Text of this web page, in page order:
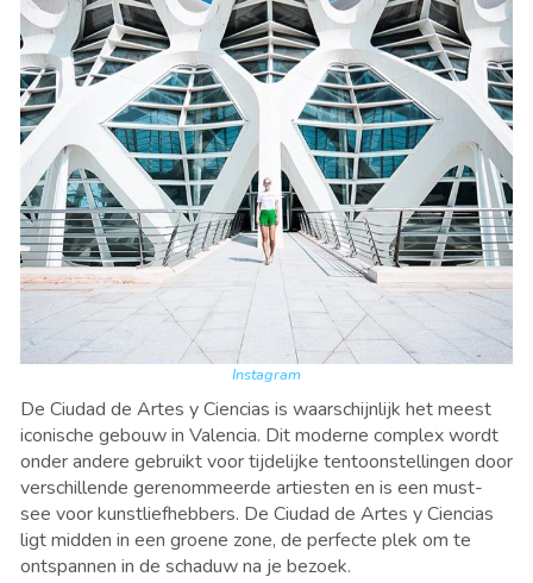
Instagram
De Ciudad de Artes y Ciencias is waarschijnlijk het meest
iconische gebouw in Valencia. Dit moderne complex wordt
onder andere gebruikt voor tijdelijke tentoonstellingen door
verschillende gerenommeerde artiesten en is een must-
see voor kunstliefhebbers. De Ciudad de Artes y Ciencias
ligt midden in een groene zone, de perfecte plek om te
ontspannen in de schaduw na je bezoek.